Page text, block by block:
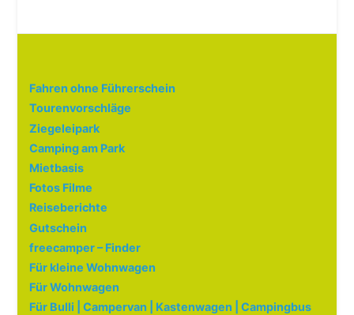
Fahren ohne Führerschein
Tourenvorschläge
Ziegeleipark
Camping am Park
Mietbasis
Fotos Filme
Reiseberichte
Gutschein
freecamper – Finder
Für kleine Wohnwagen
Für Wohnwagen
Für Bulli | Campervan | Kastenwagen | Campingbus